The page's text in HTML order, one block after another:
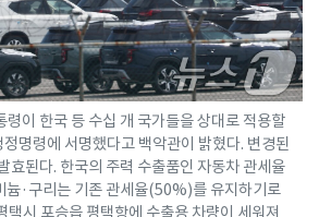
령이 한국 등 수십 개 국가들을 상대로 적용할
명령에 서명했다고 백악관이 밝혔다. 변경된
효된다. 한국의 주력 수출품인 자동차 관세율
늄·구리는 기존 관세율(50%)를 유지하기로
택시 포승읍 평택항에 수출용 차량이 세워져